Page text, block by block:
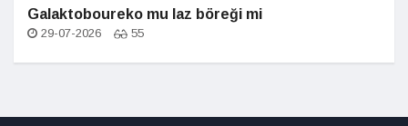
Galaktoboureko mu laz böreği mi
29-07-2026 55